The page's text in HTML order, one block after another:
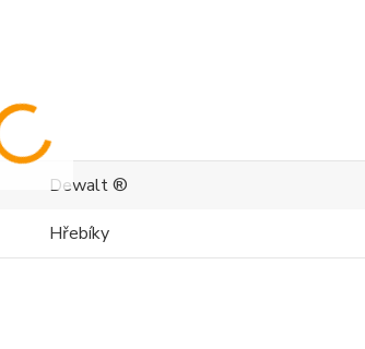
Dewalt ®
Hřebíky